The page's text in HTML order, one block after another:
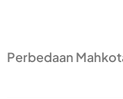
Perbedaan